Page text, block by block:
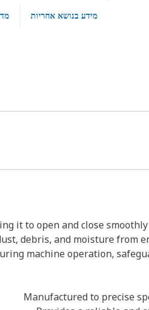
מידע בנושא אחריות
it to open and close
debris, and moisture from
machine operation,